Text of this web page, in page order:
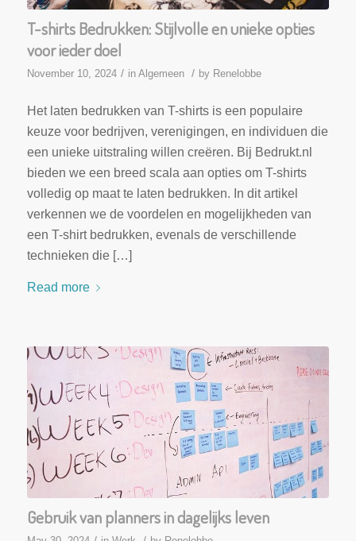
T-shirts Bedrukken: Stijlvolle en unieke opties
voor ieder doel
November 10, 2024 / in Algemeen / by Renelobbe
Het laten bedrukken van T-shirts is een populaire
keuze voor bedrijven, verenigingen, en individuen die
een unieke uitstraling willen creëren. Bij Bedrukt.nl
bieden we een breed scala aan opties om T-shirts
volledig op maat te laten bedrukken. In dit artikel
verkennen we de voordelen en mogelijkheden van
een T-shirt bedrukken, evenals de verschillende
technieken die […]
Read more
Gebruik van planners in dagelijks leven